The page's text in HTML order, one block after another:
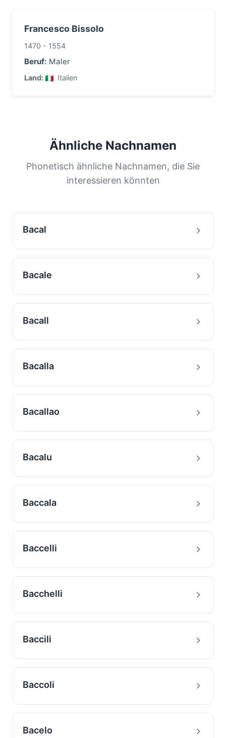
Francesco Bissolo
1470 - 1554
Beruf: Maler
Land: Italien
Ähnliche Nachnamen
Phonetisch ähnliche Nachnamen, die Sie
interessieren könnten
Bacal
Bacale
Bacall
Bacalla
Bacallao
Bacalu
Baccala
Baccelli
Bacchelli
Baccili
Baccoli
Bacelo